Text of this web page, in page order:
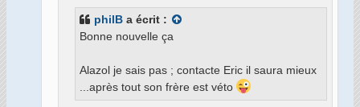
philB a écrit :
Bonne nouvelle ça
Alazol je sais pas ; contacte Eric il saura mieux
...après tout son frère est véto